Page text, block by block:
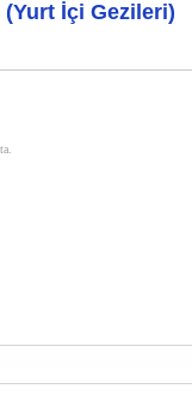
(Yurt İçi Gezileri)